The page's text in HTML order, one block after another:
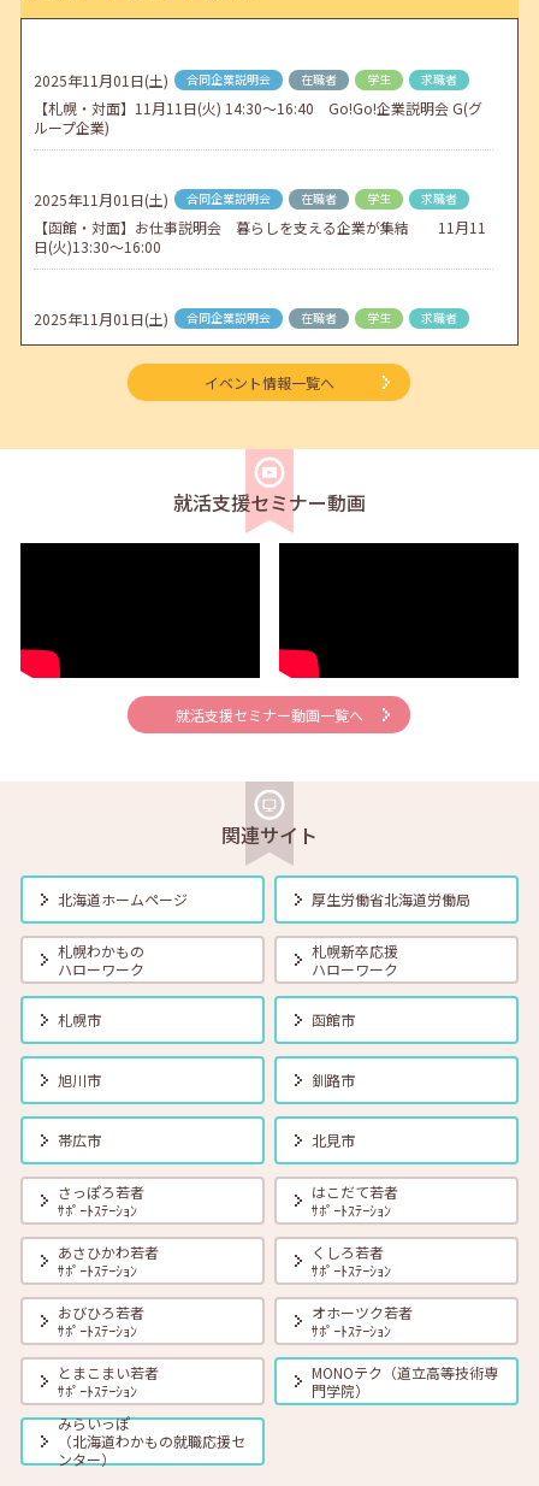
2026年04月02日(木) jobcafeからのお知らせ
ゴールデンウィーク期間中のご利用について
2025年11月01日(土) 合同企業説明会 在職者 学生 求職者
【札幌・対面】11月11日(火) 14:30～16:40 Go!Go!企業説明会 G(グ
ループ企業)
2025年11月01日(土) 合同企業説明会 在職者 学生 求職者
【函館・対面】お仕事説明会 暮らしを支える企業が集結 11月11
日(火)13:30～16:00
2025年11月01日(土) 合同企業説明会 在職者 学生 求職者
【函館・対面】企業交流会 企業と出会うフリートークイベント 11
月20日(木)13:30～16:00
【札幌・対面】11月21日(金) 14:00～16:30 Go!Go!企業説明会
学生
【帯広・対面】11月10日（月）就勝塾 手書き履歴書で好感度アップ～
きれいな字を書く法則～ 11:00～11:40
【北見・対面】11月11日（火）就勝塾 再確認！大人の面接マナー
2025年11月01日(土) セミナー 在職者 学生 求職者
【函館・対面】11月12日（水）就勝塾 うまく伝えたい！自分の気持ち
～よりよい人間関係のために～ 13:30～14:30
2025年11月01日(土) セミナー 在職者 学生 求職者
【釧路・対面】11月12日（水）就勝塾 自己分析 13:30~14:30
学生
【オンライン】11月14日（金）いまさら聞けない！ビジネスマナー
14:00～14:30
2025年11月01日(土) 学生 求職者
【帯広・対面】11月17日（月）就勝塾 自己分析 ～自分を知って就職活
動～ 14:00～14:40
2025年11月01日(土) 在職者 学生 求職者
【オンライン】11月18日（火）本番であわてない！面接対策 14:00～
14:30
2025年11月01日(土) セミナー
イベント情報一覧へ
就活支援セミナー動画
就活支援セミナー動画一覧へ
関連サイト
北海道ホームページ 厚生労働省北海道労働局
札幌わかもの
ハローワーク
札幌新卒応援
ハローワーク
札幌市 函館市
旭川市 釧路市
帯広市 北見市
さっぽろ若者
ｻﾎﾟｰﾄｽﾃｰｼｮﾝ
はこだて若者
ｻﾎﾟｰﾄｽﾃｰｼｮﾝ
あさひかわ若者
ｻﾎﾟｰﾄｽﾃｰｼｮﾝ
くしろ若者
ｻﾎﾟｰﾄｽﾃｰｼｮﾝ
おびひろ若者
ｻﾎﾟｰﾄｽﾃｰｼｮﾝ
オホーツク若者
ｻﾎﾟｰﾄｽﾃｰｼｮﾝ
とまこまい若者
ｻﾎﾟｰﾄｽﾃｰｼｮﾝ
MONOテク（道立高等技術専
門学院）
みらいっぽ
（北海道わかもの就職応援セ
ンター）